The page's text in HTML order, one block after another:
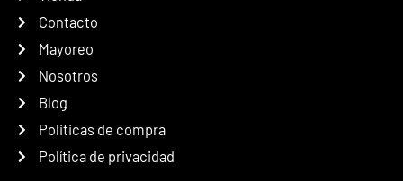
Contacto
Mayoreo
Nosotros
Blog
Politicas de compra
Política de privacidad